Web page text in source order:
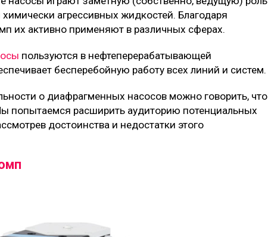
агрессивных жидкостей. Благодаря
их активно применяют в различных сферах.
пользуются в нефтеперерабатывающей
бесперебойную работу всех линий и систем.
о диафрагменных насосов можно говорить, что
попытаемся расширить аудиторию потенциальных
достоинства и недостатки этого